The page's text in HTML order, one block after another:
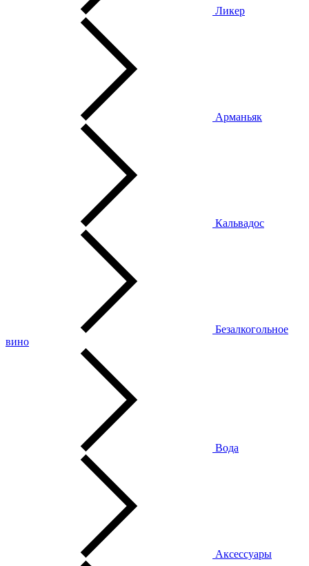
Ликер
Арманьяк
Кальвадос
Безалкогольное
вино
Вода
Аксессуары